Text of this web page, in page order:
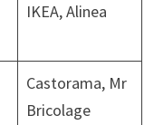
IKEA, Alinea
Castorama, Mr
Bricolage